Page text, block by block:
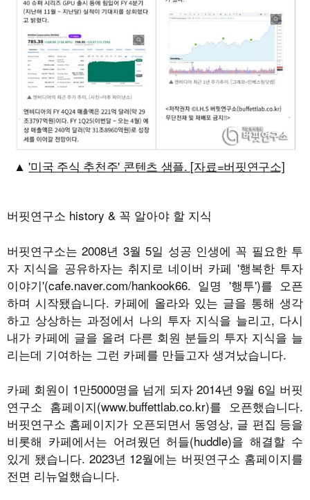
'미국 주식 추천주' 콘텐츠 샘플. [자료=버핏연구소]
버핏연구소 history & 꼭 알아야 할 지식
버핏연구소는 2008년 3월 5일 성공 인생에 꼭 필요한 투
자 지식을 공유하자는 취지로 네이버 카페 '행복한 투자
이야기'(cafe.naver.com/hankook66. 일명 '행투')를 오픈
하며 시작됐습니다. 카페에 올라와 있는 글을 통해 생각
하고 상상하는 과정에서 나의 투자 지식을 늘리고, 다시
내가 카페에 글을 올려 다른 회원 분들의 투자 지식을 늘
리는데 기여하는 그런 카페를 만들고자 생겨났습니다.
카페 회원이 1만5000명을 넘게 되자 2014년 9월 6일 버핏
연구소 홈페이지(www.buffettlab.co.kr)를 오픈했습니다.
버핏연구소 홈페이지가 오픈되면서 동영상, 글 편집 등을
비롯해 카페에서는 어려웠던 허들(huddle)을 해결할 수
있게 됐습니다. 2023년 12월에는 버핏연구소 홈페이지를
전면 리뉴얼했습니다.